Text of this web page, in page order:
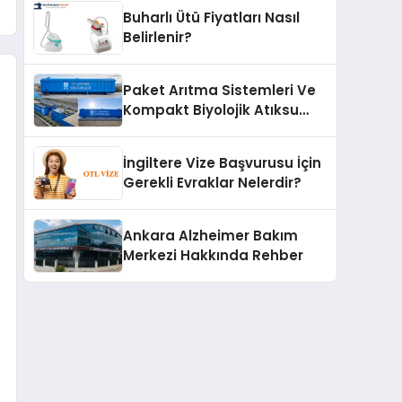
Buharlı Ütü Fiyatları Nasıl
Belirlenir?
Paket Arıtma Sistemleri Ve
Kompakt Biyolojik Atıksu
İngiltere Vize Başvurusu İçin
Gerekli Evraklar Nelerdir?
Ankara Alzheimer Bakım
Merkezi Hakkında Rehber